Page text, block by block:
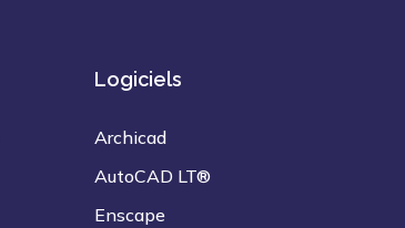
Logiciels
Archicad
AutoCAD LT®
Enscape